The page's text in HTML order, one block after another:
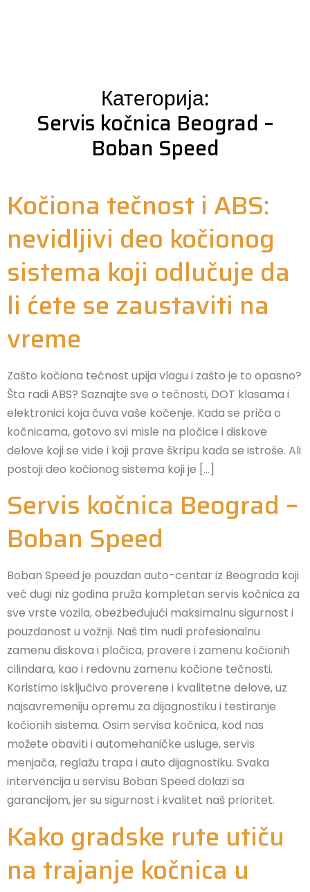
Категорија:
Servis kočnica Beograd –
Boban Speed
Kočiona tečnost i ABS:
nevidljivi deo kočionog
sistema koji odlučuje da
li ćete se zaustaviti na
vreme
Zašto kočiona tečnost upija vlagu i zašto je to opasno?
Šta radi ABS? Saznajte sve o tečnosti, DOT klasama i
elektronici koja čuva vaše kočenje. Kada se priča o
kočnicama, gotovo svi misle na pločice i diskove
delove koji se vide i koji prave škripu kada se istroše. Ali
postoji deo kočionog sistema koji je […]
Servis kočnica Beograd –
Boban Speed
Boban Speed je pouzdan auto-centar iz Beograda koji
već dugi niz godina pruža kompletan servis kočnica za
sve vrste vozila, obezbeđujući maksimalnu sigurnost i
pouzdanost u vožnji. Naš tim nudi profesionalnu
zamenu diskova i pločica, provere i zamenu kočionih
cilindara, kao i redovnu zamenu kočione tečnosti.
Koristimo isključivo proverene i kvalitetne delove, uz
najsavremeniju opremu za dijagnostiku i testiranje
kočionih sistema. Osim servisa kočnica, kod nas
možete obaviti i automehaničke usluge, servis
menjača, reglažu trapa i auto dijagnostiku. Svaka
intervencija u servisu Boban Speed dolazi sa
garancijom, jer su sigurnost i kvalitet naš prioritet.
Kako gradske rute utiču
na trajanje kočnica u